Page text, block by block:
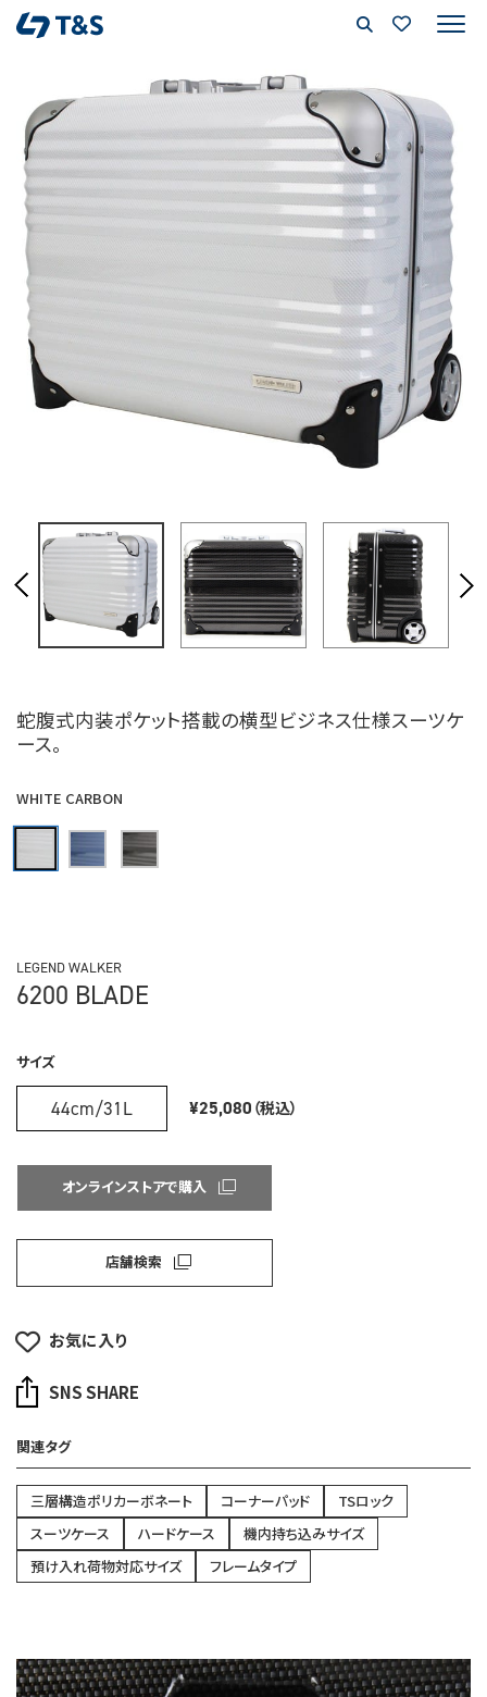
蛇腹式内装ポケット搭載の横型ビジネス仕様スーツケ
ース。
LEGEND WALKER
6200 BLADE
サイズ
44cm/31L ¥25,080 （税込）
オンラインストアで購入
店舗検索
お気に入り
SNS SHARE
WHITE CARBON
関連タグ
三層構造ポリカーボネート コーナーパッド
TSロック
スーツケース
ハードケース
機内持ち込みサイズ
預け入れ荷物対応サイズ
フレームタイプ